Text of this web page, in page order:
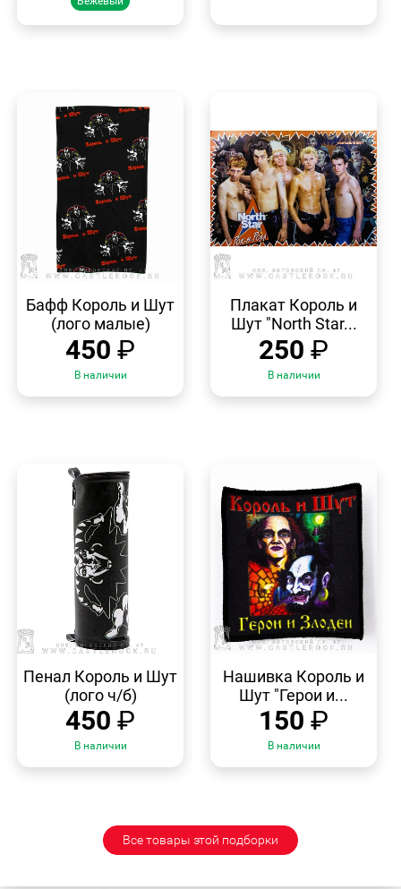
ПРОСМОТР
Бафф Король и Шут
(лого малые)
450 ₽
В наличии
ПРОСМОТР
Плакат Король и
Шут "North Star...
250 ₽
В наличии
ПРОСМОТР
Пенал Король и Шут
(лого ч/б)
450 ₽
В наличии
ПРОСМОТР
Нашивка Король и
Шут "Герои и...
150 ₽
В наличии
Все товары этой подборки